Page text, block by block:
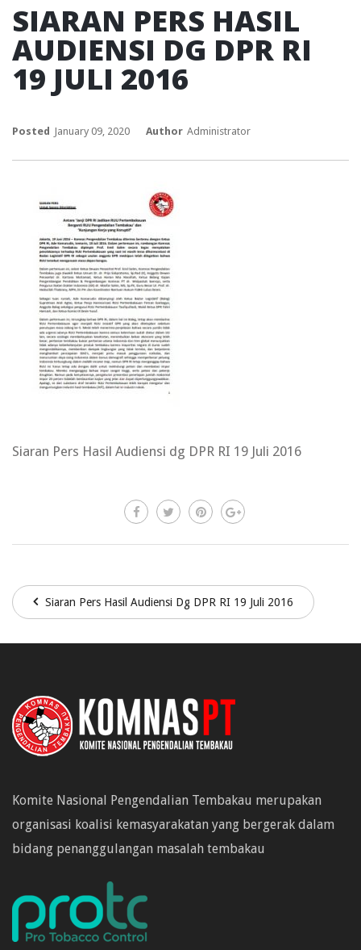
SIARAN PERS HASIL
AUDIENSI DG DPR RI
19 JULI 2016
Posted January 09, 2020 Author Administrator
Siaran Pers Hasil Audiensi dg DPR RI 19 Juli 2016
Siaran Pers Hasil Audiensi Dg DPR RI 19 Juli 2016
Komite Nasional Pengendalian Tembakau merupakan
organisasi koalisi kemasyarakatan yang bergerak dalam
bidang penanggulangan masalah tembakau